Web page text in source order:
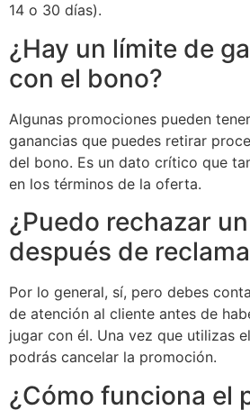
14 o 30 días).
¿Hay un límite de
con el bono?
Algunas promociones pueden
ganancias que puedes retirar
del bono. Es un dato crítico que
en los términos de la oferta.
¿Puedo rechazar
después de
Por lo general, sí, pero debes
de atención al cliente antes de
jugar con él. Una vez que utilizas
podrás cancelar la promoción.
¿Cómo funciona el